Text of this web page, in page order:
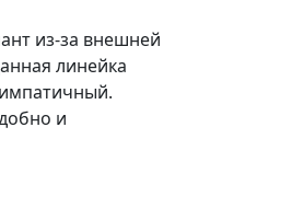
из-за внешней
линейка
и